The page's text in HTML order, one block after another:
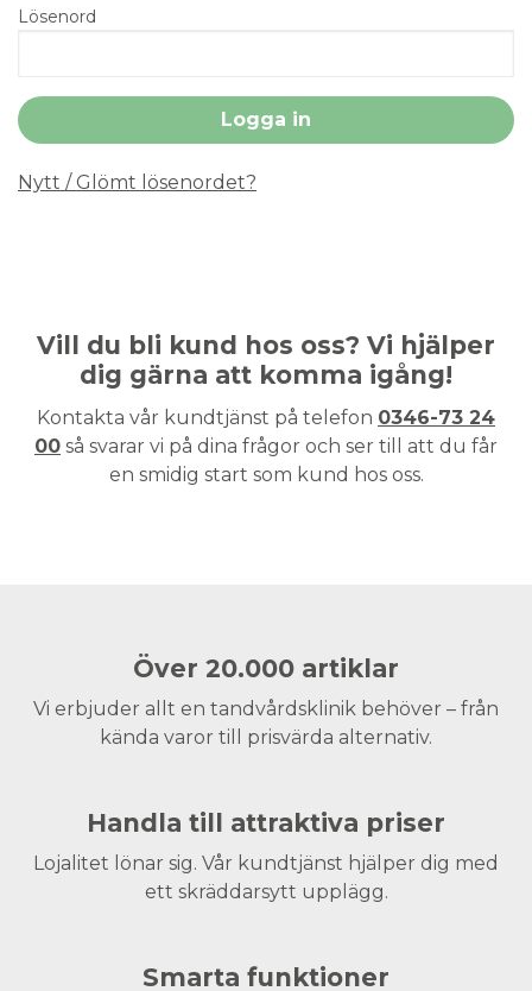
Lösenord
Nytt / Glömt lösenordet?
Vill du bli kund hos oss? Vi hjälper
dig gärna att komma igång!
Kontakta vår kundtjänst på telefon 0346-73 24
00 så svarar vi på dina frågor och ser till att du får
en smidig start som kund hos oss.
Över 20.000 artiklar
Vi erbjuder allt en tandvårdsklinik behöver – från
kända varor till prisvärda alternativ.
Handla till attraktiva priser
Lojalitet lönar sig. Vår kundtjänst hjälper dig med
ett skräddarsytt upplägg.
Smarta funktioner